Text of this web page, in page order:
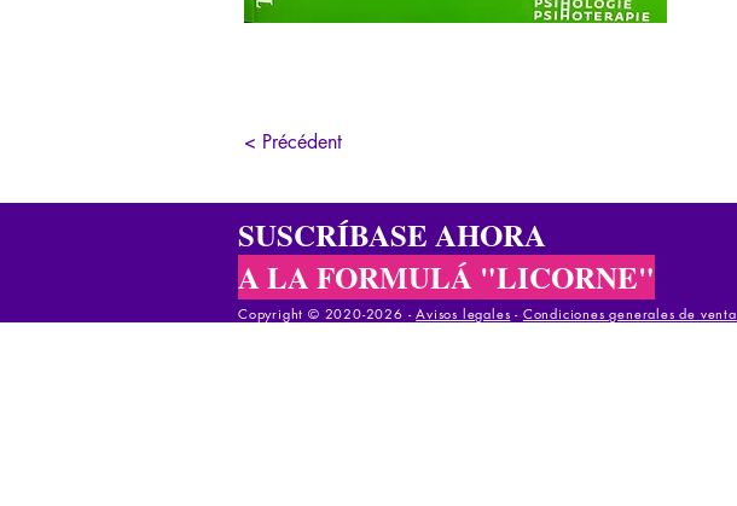
< Précédent
SUSCRÍBASE AHORA
A LA FORMULÁ "LICORNE"
Copyright © 2020-2026 -Avisos legales - Condiciones generales de venta